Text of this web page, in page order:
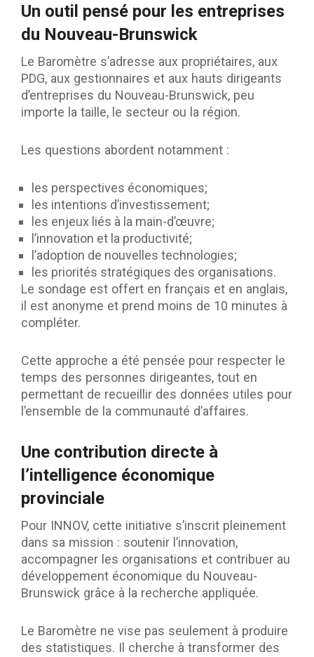
Un outil pensé pour les entreprises
du Nouveau-Brunswick
Le Baromètre s’adresse aux propriétaires, aux
PDG, aux gestionnaires et aux hauts dirigeants
d’entreprises du Nouveau-Brunswick, peu
importe la taille, le secteur ou la région.
Les questions abordent notamment :
les perspectives économiques;
les intentions d’investissement;
les enjeux liés à la main-d’œuvre;
l’innovation et la productivité;
l’adoption de nouvelles technologies;
les priorités stratégiques des organisations.
Le sondage est offert en français et en anglais,
il est anonyme et prend moins de 10 minutes à
compléter.
Cette approche a été pensée pour respecter le
temps des personnes dirigeantes, tout en
permettant de recueillir des données utiles pour
l’ensemble de la communauté d’affaires.
Une contribution directe à
l’intelligence économique
provinciale
Pour INNOV, cette initiative s’inscrit pleinement
dans sa mission : soutenir l’innovation,
accompagner les organisations et contribuer au
développement économique du Nouveau-
Brunswick grâce à la recherche appliquée.
Le Baromètre ne vise pas seulement à produire
des statistiques. Il cherche à transformer des